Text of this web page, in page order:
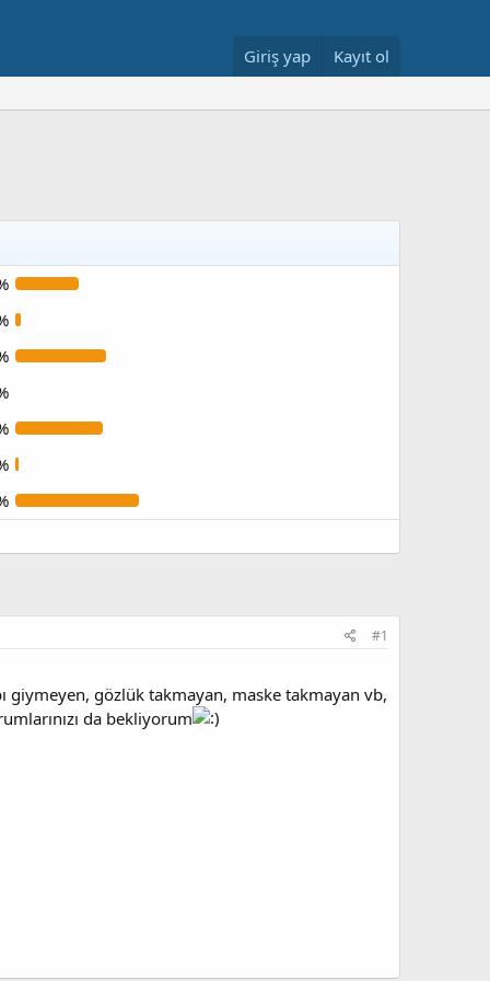
Giriş yap Kayıt ol
#1
gözlük takmayan, maske takmayan vb,
da bekliyorum